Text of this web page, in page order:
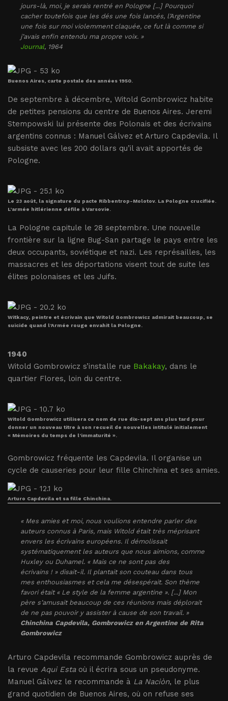
jours-là, moi, je serais rentré en Pologne [...] Pourquoi
cacher toutefois que les dés une fois lancés, l’Argentine
une fois sur moi violemment claquée, ce fut là comme si
j’avais enfin entendu ma propre voix. »
Journal, 1964
Buenos Aires, carte postale des années 1950.
De septembre à décembre, Witold Gombrowicz habite
de petites pensions du centre de Buenos Aires. Jeremi
Stempowski lui présente des Polonais et des écrivains
argentins connus : Manuel Gálvez et Arturo Capdevila. Il
subsiste avec les 200 dollars qu’il avait apportés de
Pologne.
Le 23 août, la signature du pacte Ribbentrop-Molotov. La Pologne crucifiée.
L’armée hitlérienne défile à Varsovie.
La Pologne capitule le 28 septembre. Une nouvelle
frontière sur la ligne Bug-San partage le pays entre les
deux occupants, soviétique et nazi. Les représailles, les
massacres et les déportations visent tout de suite les
élites polonaises et les Juifs.
Witkacy, peintre et écrivain que Witold Gombrowicz admirait beaucoup, se
suicide quand l’Armée rouge envahit la Pologne.
1940
Witold Gombrowicz s’installe rue Bakakay, dans le
quartier Flores, loin du centre.
Witold Gombrowicz utilisera ce nom de rue dix-sept ans plus tard pour
donner un nouveau titre à son recueil de nouvelles intitulé initialement
« Mémoires du temps de l’immaturité ».
Gombrowicz fréquente les Capdevila. Il organise un
cycle de causeries pour leur fille Chinchina et ses amies.
Arturo Capdevila et sa fille Chinchina.
« Mes amies et moi, nous voulions entendre parler des
auteurs connus à Paris, mais Witold était très méprisant
envers les écrivains européens. Il démolissait
systématiquement les auteurs que nous aimions, comme
Huxley ou Duhamel. « Mais ce ne sont pas des
écrivains ! » disait-il. Il plantait son couteau dans tous
mes enthousiasmes et cela me désespérait. Son thème
favori était « Le style de la femme argentine ». [...] Mon
père s’amusait beaucoup de ces réunions mais déplorait
de ne pas pouvoir y assister à cause de son travail. »
Chinchina Capdevila, Gombrowicz en Argentine de Rita
Gombrowicz
Arturo Capdevila recommande Gombrowicz auprès de
la revue Aqui Estaoù il écrira sous un pseudonyme.
Manuel Gálvez le recommande à La Naciòn, le plus
grand quotidien de Buenos Aires, où on refuse ses